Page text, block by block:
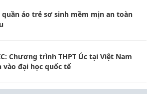
quần áo trẻ sơ sinh mềm mịn an toàn
Chương trình THPT Úc tại Việt Nam
vào đại học quốc tế